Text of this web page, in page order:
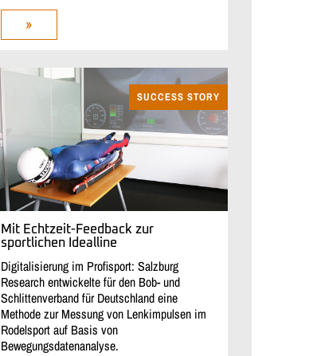
»
SUCCESS STORY
Mit Echtzeit-Feedback zur
sportlichen Idealline
Digitalisierung im Profisport: Salzburg
Research entwickelte für den Bob- und
Schlittenverband für Deutschland eine
Methode zur Messung von Lenkimpulsen im
Rodelsport auf Basis von
Bewegungsdatenanalyse.